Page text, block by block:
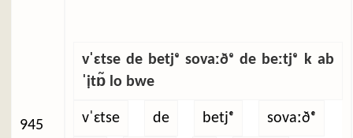
945
vˈɛtse de betjᵉ sovaːðᵉ de beːtjᵉ k ab
ˈịtɒ̃ lo bwe
vˈɛtse de betjᵉ sovaːðᵉ